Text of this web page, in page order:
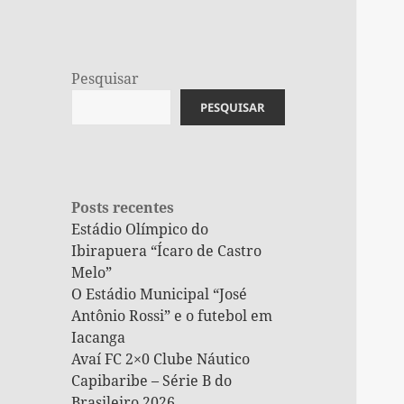
Pesquisar
PESQUISAR
Posts recentes
Estádio Olímpico do
Ibirapuera “Ícaro de Castro
Melo”
O Estádio Municipal “José
Antônio Rossi” e o futebol em
Iacanga
Avaí FC 2×0 Clube Náutico
Capibaribe – Série B do